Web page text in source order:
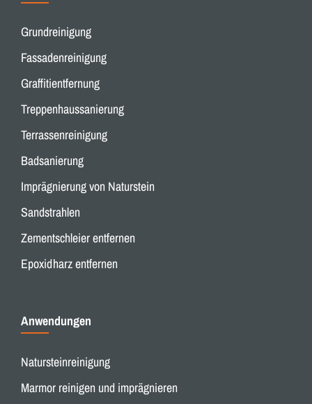
Grundreinigung
Fassadenreinigung
Graffitientfernung
Treppenhaussanierung
Terrassenreinigung
Badsanierung
Imprägnierung von Naturstein
Sandstrahlen
Zementschleier entfernen
Epoxidharz entfernen
Anwendungen
Natursteinreinigung
Marmor reinigen und imprägnieren